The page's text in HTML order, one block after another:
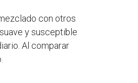
con otros
y susceptible
Al comparar